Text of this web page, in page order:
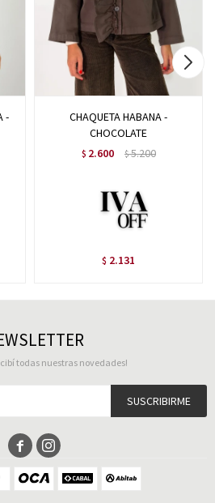
-
CHAQUETA HABANA -
CHOCOLATE
$ 2.600 $5.200
$ 2.131
todas nuestras novedades!
SUSCRIBIRME
 